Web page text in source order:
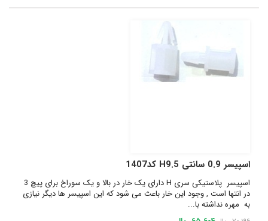
اسپیسر 0.9 سانتی H9.5 کد1407
اسپیسر پلاستیکی سری H دارای یک خار در بالا و یک سوراخ برای پیچ 3
در انتها است , وجود این خار باعث می شود که این اسپیسر ها دیگر نیازی
به مهره نداشته با...